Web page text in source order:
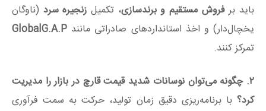
باید برفروش مستقیم و برندسازی، تکمیل زنجیره سرد (ناوگان
یخچال‌دار) و اخذ استانداردهای صادراتی مانند GlobalG.A.P
تمرکز کنند.
۲. چگونه می‌توان نوسانات شدید قیمت قارچ در بازار را مدیریت
کرد؟با برنامه‌ریزی دقیق زمان تولید، حرکت به سمت فرآوری